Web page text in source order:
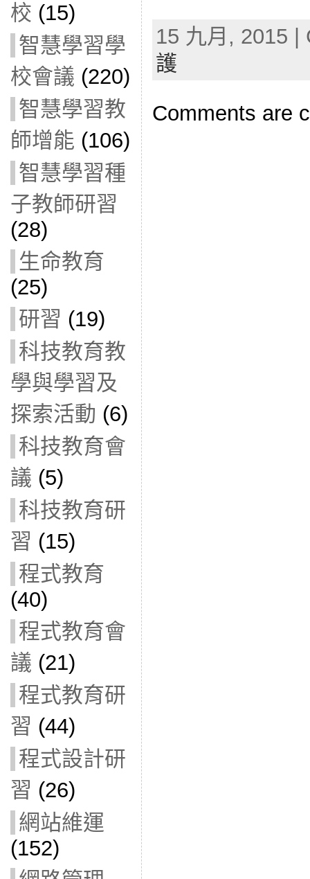
校 (15)
智慧學習學
校會議 (220)
智慧學習教
師增能 (106)
智慧學習種
子教師研習
(28)
生命教育
(25)
研習 (19)
科技教育教
學與學習及
探索活動 (6)
科技教育會
議 (5)
科技教育研
習 (15)
程式教育
(40)
程式教育會
議 (21)
程式教育研
習 (44)
程式設計研
習 (26)
網站維運
(152)
15 九月, 2015
護
Comments are